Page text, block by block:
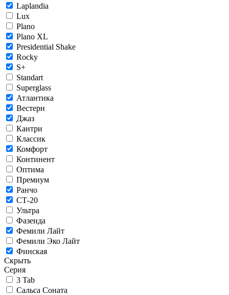
Laplandia
Lux
Plano
Plano XL
Presidential Shake
Rocky
S+
Standart
Superglass
Атлантика
Вестерн
Джаз
Кантри
Классик
Комфорт
Континент
Оптима
Премиум
Ранчо
СТ-20
Ультра
Фазенда
Фемили Лайт
Фемили Эко Лайт
Финская
Скрыть
Серия
3 Tab
Сальса Соната